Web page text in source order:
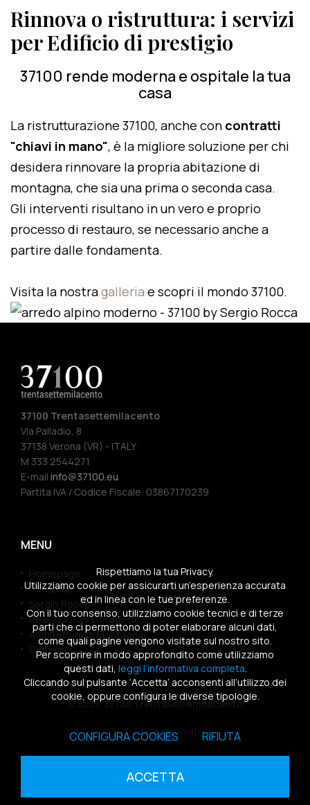
Rinnova o ristruttura: i servizi
per Edificio di prestigio
37100 rende moderna e ospitale la tua
casa
La ristrutturazione 37100, anche con contratti
"chiavi in mano", è la migliore soluzione per chi
desidera rinnovare la propria abitazione di
montagna, che sia una prima o seconda casa.
Gli interventi risultano in un vero e proprio
processo di restauro, se necessario anche a
partire dalle fondamenta.
Visita la nostragalleria e scopri il mondo 37100.
37100 Trentasettemilacento
Via Palladio, 8
37138 Verona (VR) - ITALY
M 333 2544271
E-mail info@37100.eu
Partita IVA / Codice Fiscale: 03867170239
MENU
Homepage
Chi siamo
Sergio Rocca
Realizzazioni e Progetti
Architettura di Montagna
Contatti
© 202637100 Trentasettemilacento
Tutti i diritti riservati
Sitemap|Privacy Policy|Cookies Policy
Rispettiamo la tua Privacy.
Utilizziamo cookie per assicurarti un’esperienza accurata
ed in linea con le tue preferenze.
Con il tuo consenso, utilizziamo cookie tecnici e di terze
parti che ci permettono di poter elaborare alcuni dati,
come quali pagine vengono visitate sul nostro sito.
Per scoprire in modo approfondito come utilizziamo
questi dati, leggi l’informativa completa.
Cliccando sul pulsante ‘Accetta’ acconsenti all’utilizzo dei
cookie, oppure configura le diverse tipologie.
CONFIGURA COOKIES RIFIUTA
ACCETTA